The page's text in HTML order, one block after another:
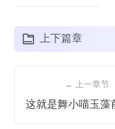
上下篇章
← 上一章节